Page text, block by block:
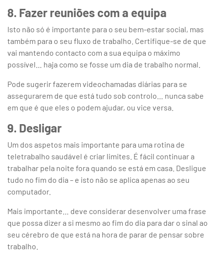
8. Fazer reuniões com a equipa
Isto não só é importante para o seu bem-estar social, mas
também para o seu fluxo de trabalho. Certifique-se de que
vai mantendo contacto com a sua equipa o máximo
possível… haja como se fosse um dia de trabalho normal.
Pode sugerir fazerem videochamadas diárias para se
assegurarem de que está tudo sob controlo… nunca sabe
em que é que eles o podem ajudar, ou vice versa.
9. Desligar
Um dos aspetos mais importante para uma rotina de
teletrabalho saudável é criar limites. É fácil continuar a
trabalhar pela noite fora quando se está em casa. Desligue
tudo no fim do dia – e isto não se aplica apenas ao seu
computador.
Mais importante… deve considerar desenvolver uma frase
que possa dizer a si mesmo ao fim do dia para dar o sinal ao
seu cérebro de que está na hora de parar de pensar sobre
trabalho.